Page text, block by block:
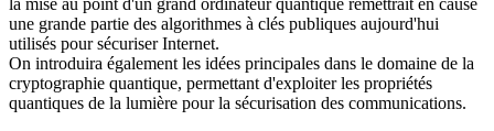
une grande partie des algorithmes à clés publiques aujourd'hui
utilisés pour sécuriser Internet.
On introduira également les idées principales dans le domaine de la
cryptographie quantique, permettant d'exploiter les propriétés
quantiques de la lumière pour la sécurisation des communications.